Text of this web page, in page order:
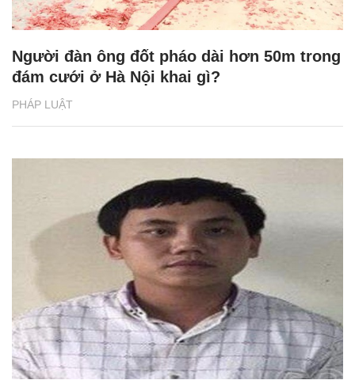
PHÁP LUẬT
Người đàn ông đốt pháo dài hơn 50m trong
đám cưới ở Hà Nội khai gì?